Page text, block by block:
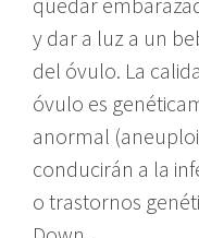
y dar a luz a un
del óvulo. La
óvulo es
anormal
conducirán a la
o trastornos